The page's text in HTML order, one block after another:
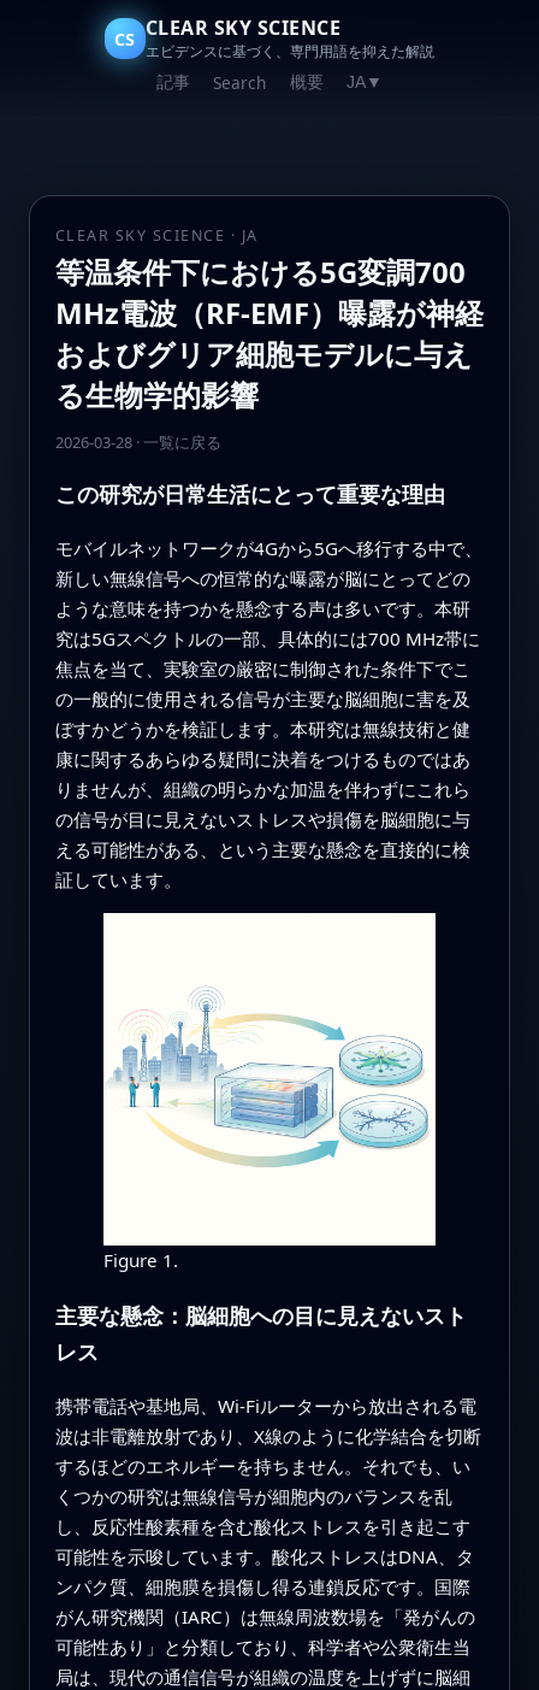
CS CLEAR SKY SCIENCE
エビデンスに基づく、専門用語を抑えた解説
記事 Search 概要 JA▼
CLEAR SKY SCIENCE · JA
等温条件下における5G変調700
MHz電波（RF-EMF）曝露が神経
およびグリア細胞モデルに与え
る生物学的影響
2026-03-28· 一覧に戻る
この研究が日常生活にとって重要な理由
モバイルネットワークが4Gから5Gへ移行する中で、
新しい無線信号への恒常的な曝露が脳にとってどの
ような意味を持つかを懸念する声は多いです。本研
究は5Gスペクトルの一部、具体的には700 MHz帯に
焦点を当て、実験室の厳密に制御された条件下でこ
の一般的に使用される信号が主要な脳細胞に害を及
ぼすかどうかを検証します。本研究は無線技術と健
康に関するあらゆる疑問に決着をつけるものではあ
りませんが、組織の明らかな加温を伴わずにこれら
の信号が目に見えないストレスや損傷を脳細胞に与
える可能性がある、という主要な懸念を直接的に検
証しています。
Figure 1.
主要な懸念：脳細胞への目に見えないスト
レス
携帯電話や基地局、Wi‑Fiルーターから放出される電
波は非電離放射であり、X線のように化学結合を切断
するほどのエネルギーを持ちません。それでも、い
くつかの研究は無線信号が細胞内のバランスを乱
し、反応性酸素種を含む酸化ストレスを引き起こす
可能性を示唆しています。酸化ストレスはDNA、タ
ンパク質、細胞膜を損傷し得る連鎖反応です。国際
がん研究機関（IARC）は無線周波数場を「発がんの
可能性あり」と分類しており、科学者や公衆衛生当
局は、現代の通信信号が組織の温度を上げずに脳細